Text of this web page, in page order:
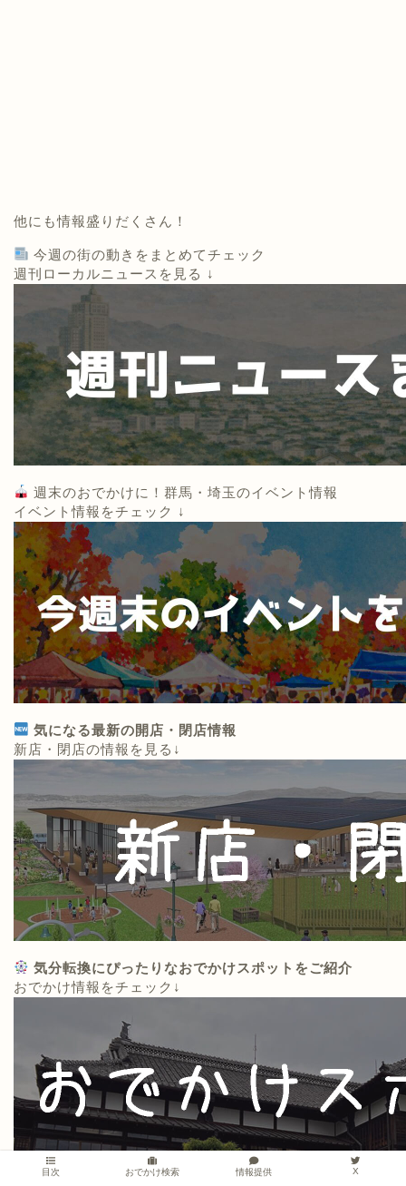
他にも情報盛りだくさん！
今週の街の動きをまとめてチェック
週刊ローカルニュースを見る ↓
週末のおでかけに！群馬・埼玉のイベント情報
イベント情報をチェック ↓
気になる最新の開店・閉店情報
新店・閉店の情報を見る↓
気分転換にぴったりなおでかけスポットをご紹介
おでかけ情報をチェック↓
目次 おでかけ検索 情報提供 X